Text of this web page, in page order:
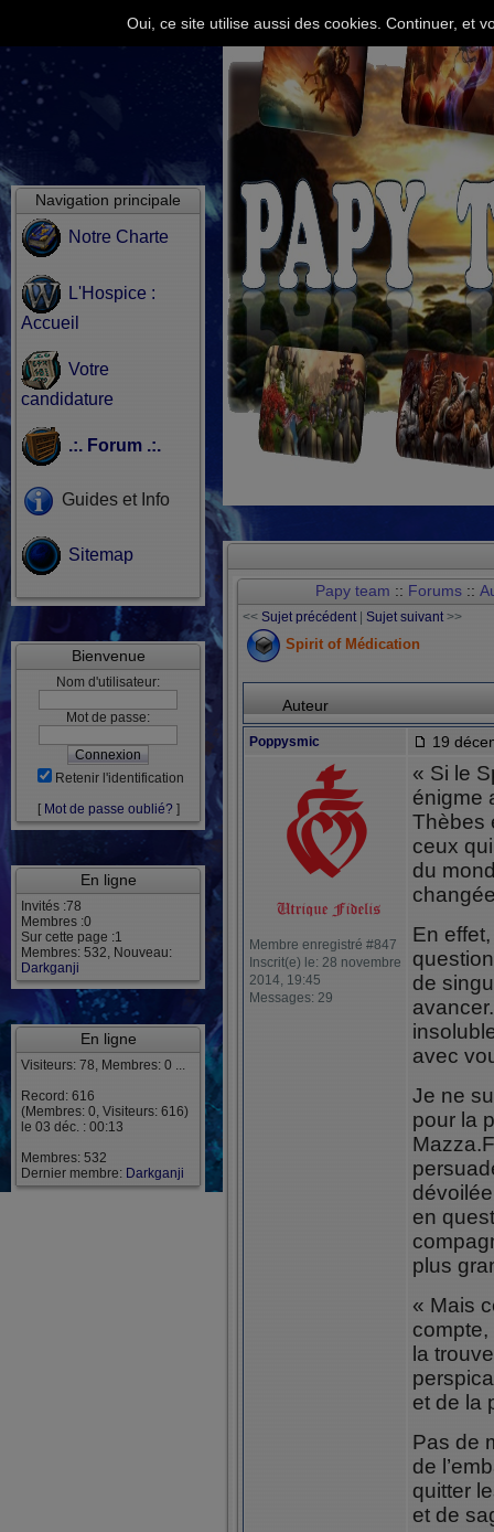
Navigation principale
Notre Charte
L'Hospice :
Accueil
Votre
candidature
.:. Forum .:.
Guides et Info
Sitemap
Bienvenue
Nom d'utilisateur:
Mot de passe:
Retenir l'identification
[ Mot de passe oublié? ]
En ligne
Invités :78
Membres :0
Sur cette page :1
Membres: 532, Nouveau:
Darkganji
En ligne
Visiteurs: 78, Membres: 0 ...
Record: 616
(Membres: 0, Visiteurs: 616)
le 03 déc. : 00:13
Membres: 532
Dernier membre: Darkganji
Papy team :: Forums ::
<< Sujet précédent| Sujet suivant>>
Spirit of Médication
Auteur
Poppysmic 19
Membre enregistré #847
Inscrit(e) le: 28 novembre
2014, 19:45
Messages: 29
« Si le
énigme
Thèbes
ceux
du
En
de
avec
Je ne
pour la
en
plus
« Mais
la
et de la
Pas de
de
quitter
et de
Oui, ce site utilise aussi des cookies. Continuer, et